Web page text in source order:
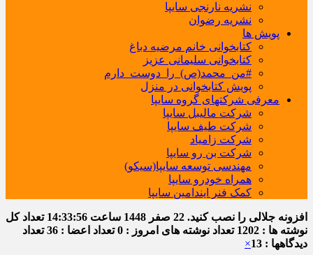
نشریه نارنجی سایپا
نشریه رضوان
پویش ها
کتابخوانی خانم مرضیه دباغ
کتابخوانی سلیمانی عزیز
#من_محمد(ص)_را_دوست_دارم
پویش کتابخوانی در منزل
معرفی شرکتهای گروه سایپا
شرکت مالیبل سایپا
شرکت طیف سایپا
شرکت زامیاد
شرکت بن رو سایپا
مهندسی توسعه سایپا(سیکو)
همراه خودرو سایپا
کمک فنر ایندامین سایپا
افزونه جلالی را نصب کنید. 22 صفر 1448 ساعت 14:33:56 تعداد کل
نوشته ها : 1202
تعداد نوشته های امروز : 0 تعداد اعضا : 36
تعداد
دیدگاهها : 13
×